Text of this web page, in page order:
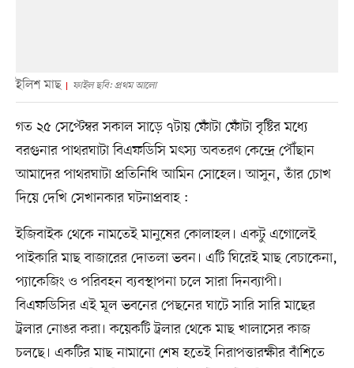
ইলিশ মাছ ফাইল ছবি: প্রথম আলো
গত ২৫ সেপ্টেম্বর সকাল সাড়ে ৭টায় ফোঁটা ফোঁটা বৃষ্টির মধ্যে
বরগুনার পাথরঘাটা বিএফডিসি মৎস্য অবতরণ কেন্দ্রে পৌঁছান
আমাদের পাথরঘাটা প্রতিনিধি আমিন সোহেল। আসুন, তাঁর চোখ
দিয়ে দেখি সেখানকার ঘটনাপ্রবাহ :
ইজিবাইক থেকে নামতেই মানুষের কোলাহল। একটু এগোলেই
পাইকারি মাছ বাজারের দোতলা ভবন। এটি ঘিরেই মাছ বেচাকেনা,
প্যাকেজিং ও পরিবহন ব্যবস্থাপনা চলে সারা দিনব্যাপী।
বিএফডিসির এই মূল ভবনের পেছনের ঘাটে সারি সারি মাছের
ট্রলার নোঙর করা। কয়েকটি ট্রলার থেকে মাছ খালাসের কাজ
চলছে। একটির মাছ নামানো শেষ হতেই নিরাপত্তারক্ষীর বাঁশিতে